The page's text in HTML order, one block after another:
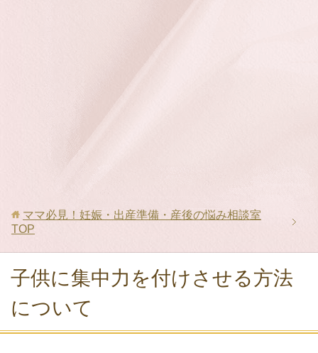
ママ必見！妊娠・出産準備・産後の悩み相談室
TOP
子供に集中力を付けさせる方法
について